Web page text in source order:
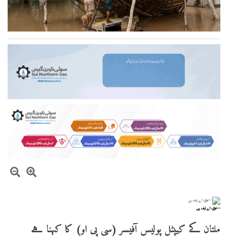
—فوٹو: اے ایف پی
ملتان کے کیپٹل پولیس آفیسر (سی پی او) کا کہنا ہے